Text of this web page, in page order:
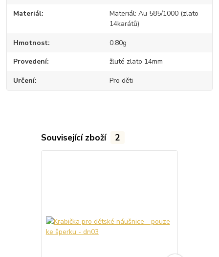
Materiál
Materiál: Au 585/1000 (zlato
14karátů)
Hmotnost 0.80g
Provedení žluté zlato 14mm
Určení Pro děti
Související zboží 2